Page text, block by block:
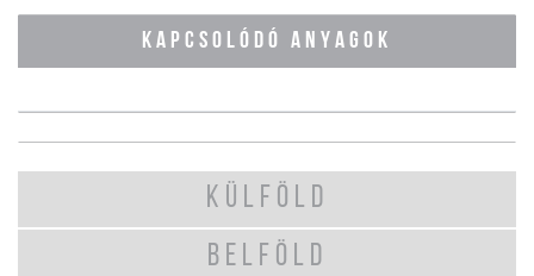
KAPCSOLÓDÓ ANYAGOK
KÜLFÖLD
BELFÖLD